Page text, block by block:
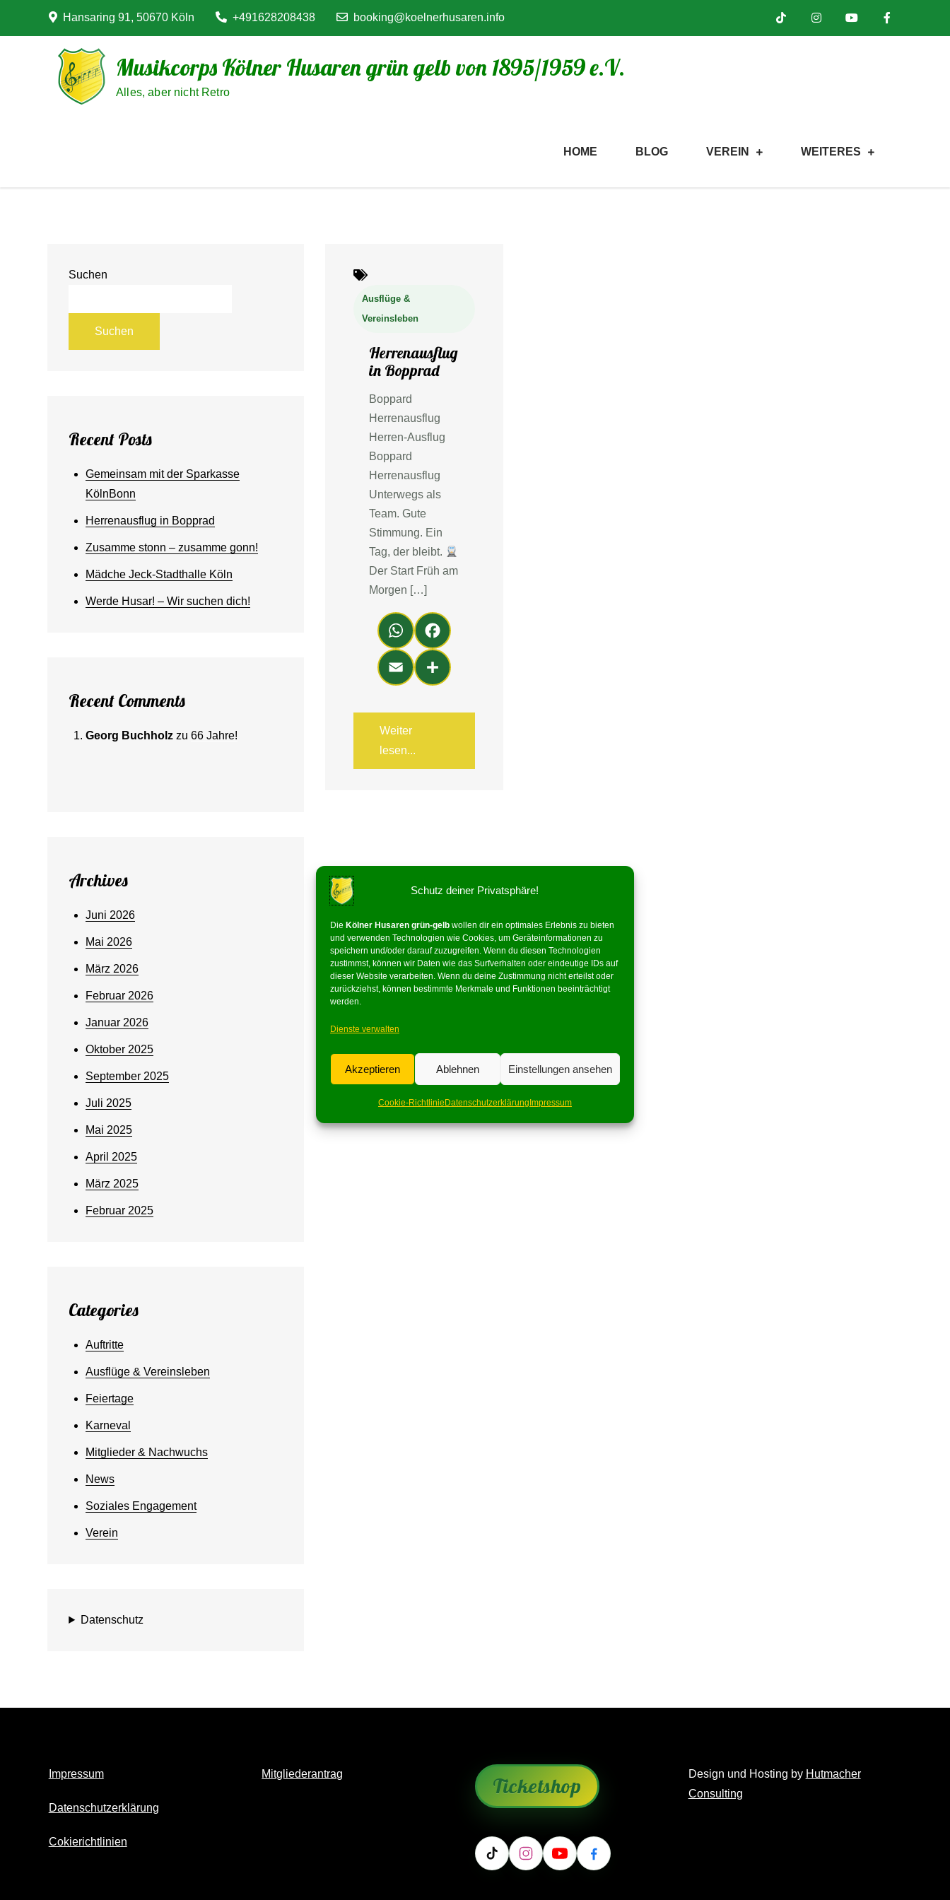
Schutz deiner Privatsphäre!
Die Kölner Husaren grün-gelb wollen dir ein optimales Erlebnis zu bieten
und verwenden Technologien wie Cookies, um Geräteinformationen zu
speichern und/oder darauf zuzugreifen. Wenn du diesen Technologien
zustimmst, können wir Daten wie das Surfverhalten oder eindeutige IDs auf
dieser Website verarbeiten. Wenn du deine Zustimmung nicht erteilst oder
zurückziehst, können bestimmte Merkmale und Funktionen beeinträchtigt
werden.
Dienste verwalten
Akzeptieren Ablehnen Einstellungen ansehen
Cookie-Richtlinie Datenschutzerklärung Impressum
Hansaring 91, 50670 Köln +491628208438 booking@koelnerhusaren.info
Musikcorps Kölner Husaren grün gelb von 1895/1959 e.V.
Alles, aber nicht Retro
HOME BLOG VEREIN WEITERES
Ausflüge &
Vereinsleben
Herrenausflug
in Bopprad
Boppard
Herrenausflug
Herren-Ausflug
Boppard
Herrenausflug
Unterwegs als
Team. Gute
Stimmung. Ein
Tag, der bleibt.
Der Start Früh am
Morgen […]
Wh
ats
Ap
p
Fa
ce
bo
ok
Em
ail
Teil
en
Weiter
lesen...
Suchen
Suchen
Recent Posts
Gemeinsam mit der Sparkasse
KölnBonn
Herrenausflug in Bopprad
Zusamme stonn – zusamme gonn!
Mädche Jeck-Stadthalle Köln
Werde Husar! – Wir suchen dich!
Recent Comments
Georg Buchholz zu66 Jahre!
Archives
Juni 2026
Mai 2026
März 2026
Februar 2026
Januar 2026
Oktober 2025
September 2025
Juli 2025
Mai 2025
April 2025
März 2025
Februar 2025
Categories
Auftritte
Ausflüge & Vereinsleben
Feiertage
Karneval
Mitglieder & Nachwuchs
News
Soziales Engagement
Verein
Datenschutz
Impressum
Datenschutzerklärung
Cokierichtlinien
Mitgliederantrag Ticketshop Design und Hosting by Hutmacher
Consulting